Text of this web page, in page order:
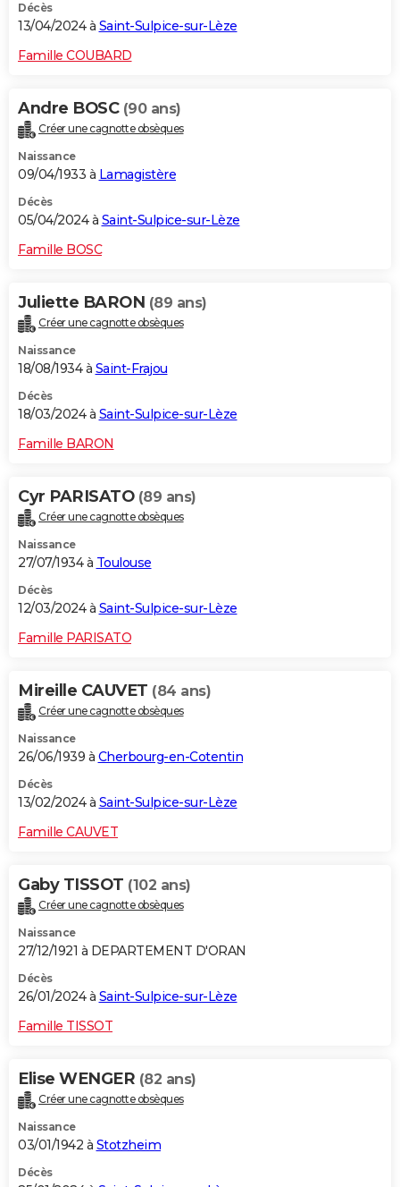
Décès
13/04/2024 à Saint-Sulpice-sur-Lèze
Famille COUBARD
Andre BOSC (90 ans)
Créer une cagnotte obsèques
Naissance
09/04/1933 à Lamagistère
Décès
05/04/2024 à Saint-Sulpice-sur-Lèze
Famille BOSC
Juliette BARON (89 ans)
Créer une cagnotte obsèques
Naissance
18/08/1934 à Saint-Frajou
Décès
18/03/2024 à Saint-Sulpice-sur-Lèze
Famille BARON
Cyr PARISATO (89 ans)
Créer une cagnotte obsèques
Naissance
27/07/1934 à Toulouse
Décès
12/03/2024 à Saint-Sulpice-sur-Lèze
Famille PARISATO
Mireille CAUVET (84 ans)
Créer une cagnotte obsèques
Naissance
26/06/1939 à Cherbourg-en-Cotentin
Décès
13/02/2024 à Saint-Sulpice-sur-Lèze
Famille CAUVET
Gaby TISSOT (102 ans)
Créer une cagnotte obsèques
Naissance
27/12/1921 à DEPARTEMENT D'ORAN
Décès
26/01/2024 à Saint-Sulpice-sur-Lèze
Famille TISSOT
Elise WENGER (82 ans)
Créer une cagnotte obsèques
Naissance
03/01/1942 à Stotzheim
Décès